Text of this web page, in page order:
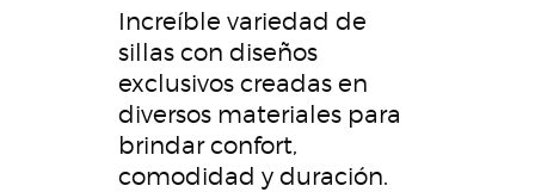
Increíble variedad de
sillas con diseños
exclusivos creadas en
diversos materiales para
brindar confort,
comodidad y duración.